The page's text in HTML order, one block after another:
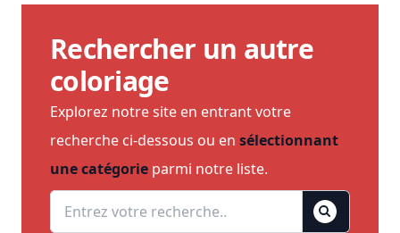
Rechercher un autre
coloriage
Explorez notre site en entrant votre
recherche ci-dessous ou en sélectionnant
une catégorie parmi notre liste.